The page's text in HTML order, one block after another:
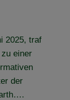
2025, traf
einer
der